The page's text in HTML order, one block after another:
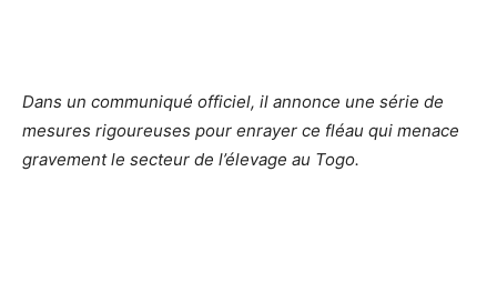
Dans un communiqué officiel, il annonce une série de
mesures rigoureuses pour enrayer ce fléau qui menace
gravement le secteur de l’élevage au Togo.